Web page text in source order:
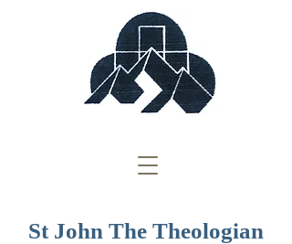
St John The Theologian